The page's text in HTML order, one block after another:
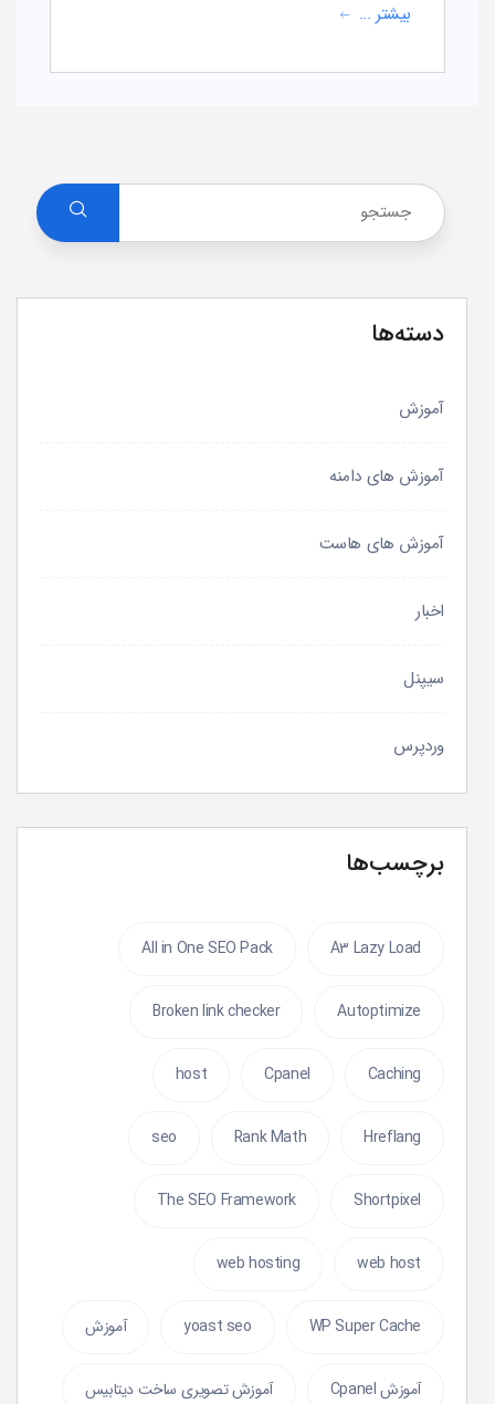
بیشتر ...
دسته‌ها
آموزش
آموزش های دامنه
آموزش های هاست
اخبار
سیپنل
وردپرس
برچسب‌ها
A3 Lazy Load
All in One SEO Pack
Autoptimize
Broken link checker
Caching
Cpanel
host
Hreflang
Rank Math
seo
Shortpixel
The SEO Framework
web host
web hosting
WP Super Cache
yoast seo آموزش
آموزش Cpanel آموزش تصویری ساخت دیتابیس